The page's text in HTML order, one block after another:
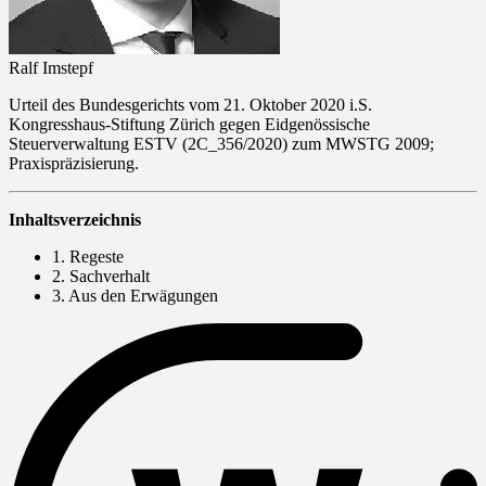
Ralf Imstepf
Urteil des Bundesgerichts vom 21. Oktober 2020 i.S.
Kongresshaus-Stiftung Zürich gegen Eidgenössische
Steuerverwaltung ESTV (2C_356/2020) zum MWSTG 2009;
Praxispräzisierung.
Inhaltsverzeichnis
1. Regeste
2. Sachverhalt
3. Aus den Erwägungen